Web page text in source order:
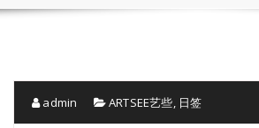
admin ARTSEE艺些, 日签